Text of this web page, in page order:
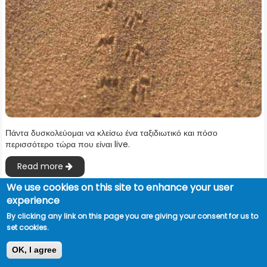
Πάντα δυσκολεύομαι να κλείσω ένα ταξιδιωτικό και πόσο
περισσότερο τώρα που είναι live.
Read more
We use cookies on this site to enhance your user
experience
By clicking any link on this page you are giving your consent for us to
set cookies.
OK, I agree